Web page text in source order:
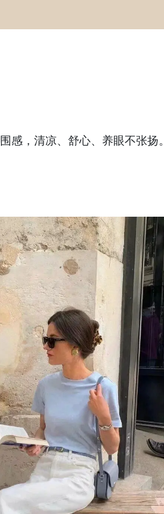
感，清凉、舒心、养眼不张扬。